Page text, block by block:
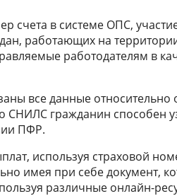
счета в системе ОПС,
работающих на
работодателям в
все данные
СНИЛС гражданин способен
ПФР.
используя страховой
имея при себе документ,
различные онлайн-